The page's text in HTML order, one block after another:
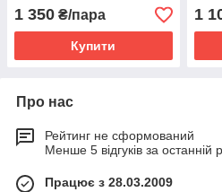
1 350 ₴/пара
Купити
1
Про нас
Рейтинг не сформований
Менше 5 відгуків за останній
Працює з 28.03.2009